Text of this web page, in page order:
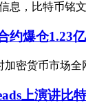
息，比特币铭
约爆仓1.23
加密货币市场
上演讲比